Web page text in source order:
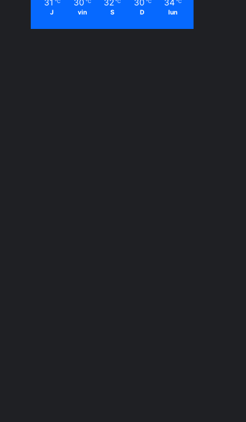
31 ℃
J
30 ℃
vin
32 ℃
S
30 ℃
D
34 ℃
lun